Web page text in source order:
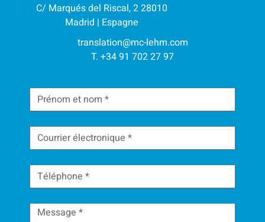
C/ Marqués del Riscal, 2 28010
Madrid | Espagne
translation@mc-lehm.com
T. +34 91 702 27 97